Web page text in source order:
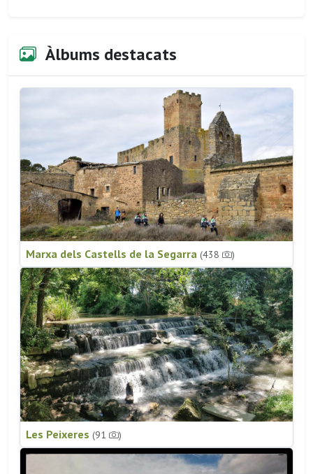
Àlbums destacats
Marxa dels Castells de la Segarra (438 )
Les Peixeres (91 )